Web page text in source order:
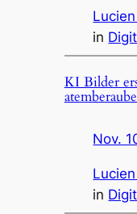
in
KI Bilder
Nov.
in